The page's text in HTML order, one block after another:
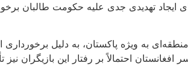
ایجاد تهدیدی جدی علیه حکومت طالبان
به ویژه پاکستان، به دلیل
احتمالاً بر رفتار این بازیگران